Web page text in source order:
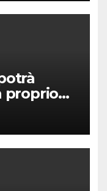
proprio
usciti